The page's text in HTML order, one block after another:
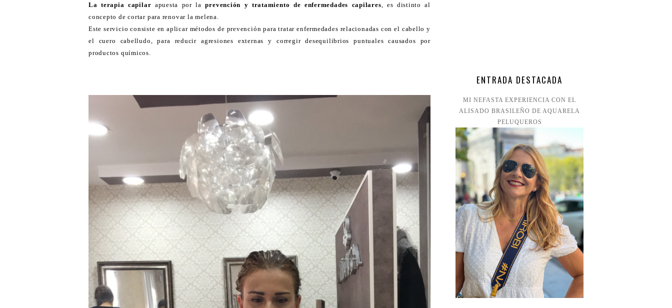
La terapia capilar apuesta por laprevención y tratamiento de enfermedades capilares , es distinto al
concepto de cortar para renovar la melena.
Este servicio consiste en aplicar métodos de prevención para tratar enfermedades relacionadas con el cabello y
el cuero cabelludo, para reducir agresiones externas y corregir desequilibrios puntuales causados por
productos químicos.
ENTRADA DESTACADA
MI NEFASTA EXPERIENCIA CON EL
ALISADO BRASILEÑO DE AQUARELA
PELUQUEROS